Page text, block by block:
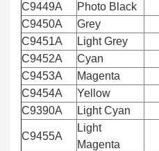
C9449A
Photo Black
C9450A
Grey
C9451A
Light Grey
C9452A
Cyan
C9453A
Magenta
C9454A
Yellow
C9390A
Light Cyan
C9455A
Light
Magenta